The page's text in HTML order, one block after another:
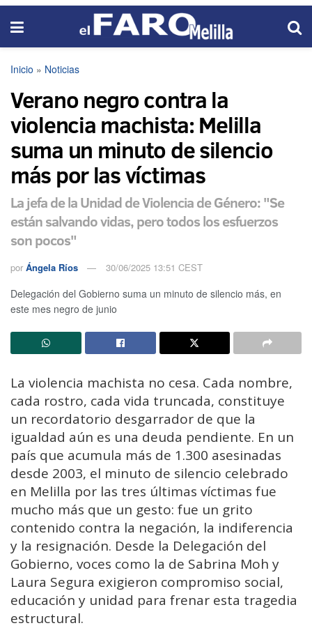
Inicio » Noticias
Verano negro contra la
violencia machista: Melilla
suma un minuto de silencio
más por las víctimas
La jefa de la Unidad de Violencia de Género: "Se
están salvando vidas, pero todos los esfuerzos
son pocos"
por Ángela Ríos 30/06/2025 13:51 CEST
Delegación del Gobierno suma un minuto de silencio más, en
este mes negro de junio
La violencia machista no cesa. Cada nombre,
cada rostro, cada vida truncada, constituye
un recordatorio desgarrador de que la
igualdad aún es una deuda pendiente. En un
país que acumula más de 1.300 asesinadas
desde 2003, el minuto de silencio celebrado
en Melilla por las tres últimas víctimas fue
mucho más que un gesto: fue un grito
contenido contra la negación, la indiferencia
y la resignación. Desde la Delegación del
Gobierno, voces como la de Sabrina Moh y
Laura Segura exigieron compromiso social,
educación y unidad para frenar esta tragedia
estructural.